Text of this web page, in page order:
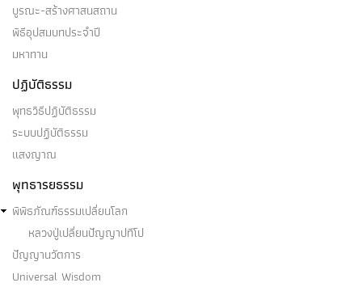
บูรณะ-สร้างศาสนสถาน
พิธีอุปสมบทประจำปี
มหาทาน
ปฏิบัติธรรม
พุทธวิธีปฏิบัติธรรม
ระบบปฏิบัติธรรม
แสงญาณ
พุทธารยธรรม
พิพิธภัณฑ์ธรรมเปลี่ยนโลก
หลวงปู่เปลี่ยนปัญญาปทีโป
ปัญญานวัตการ
Universal Wisdom